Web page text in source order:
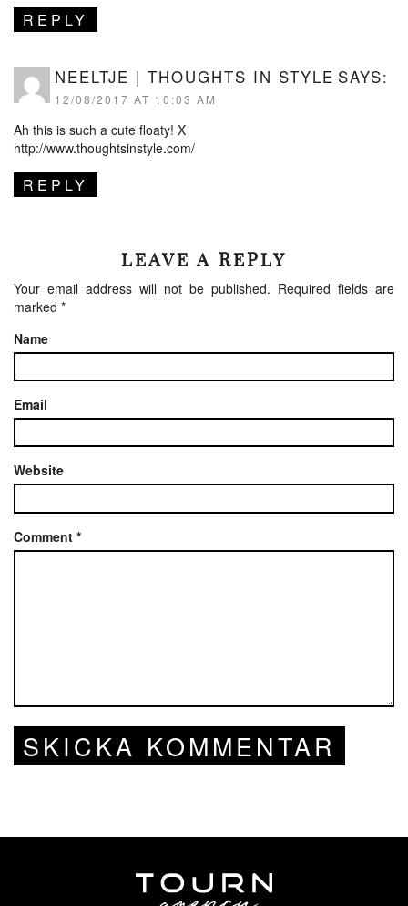
REPLY
NEELTJE | THOUGHTS IN STYLE SAYS:
12/08/2017 AT 10:03 AM
Ah this is such a cute floaty! X
http://www.thoughtsinstyle.com/
REPLY
LEAVE A REPLY
Your email address will not be published. Required fields are
marked *
Name
Email
Website
Comment *
SKICKA KOMMENTAR